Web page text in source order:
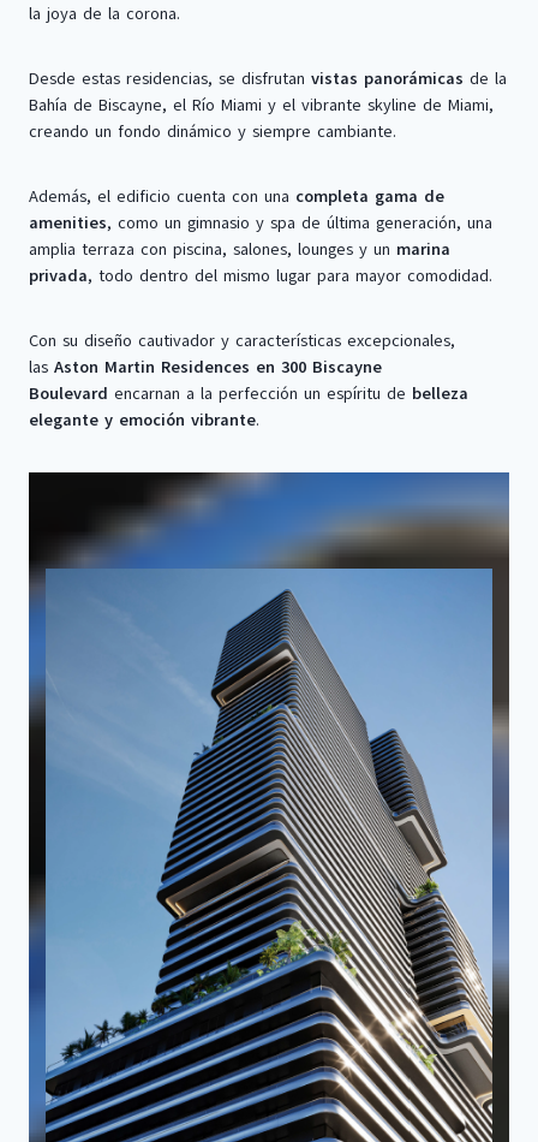
la joya de la corona.
Desde estas residencias, se disfrutan vistas panorámicas de la
Bahía de Biscayne, el Río Miami y el vibrante skyline de Miami,
creando un fondo dinámico y siempre cambiante.
Además, el edificio cuenta con una completa gama de
amenities, como un gimnasio y spa de última generación, una
amplia terraza con piscina, salones, lounges y un marina
privada, todo dentro del mismo lugar para mayor comodidad.
Con su diseño cautivador y características excepcionales,
las Aston Martin Residences en 300 Biscayne
Boulevard encarnan a la perfección un espíritu de belleza
elegante y emoción vibrante.